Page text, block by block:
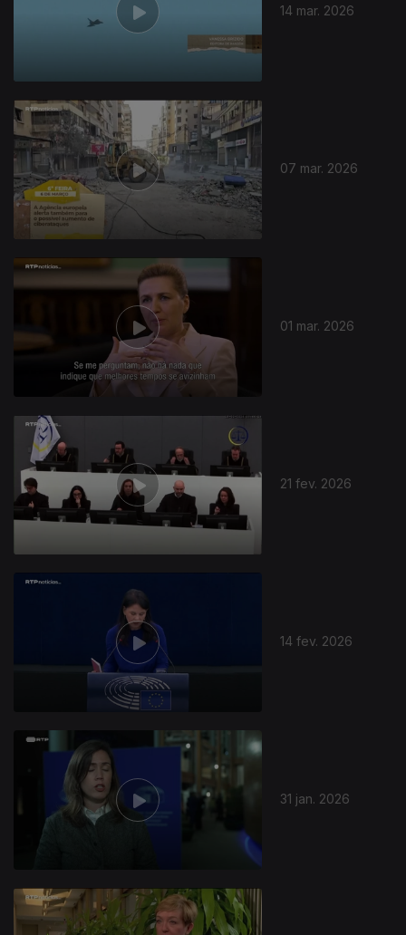
14 mar. 2026
07 mar. 2026
01 mar. 2026
21 fev. 2026
14 fev. 2026
31 jan. 2026